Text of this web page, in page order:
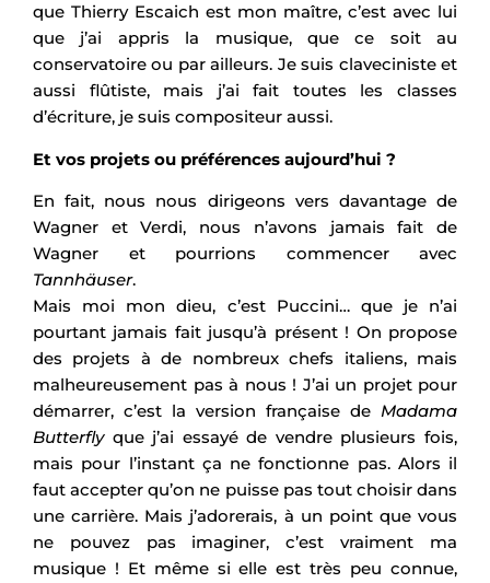
que Thierry Escaich est mon maître, c’est avec lui
que j’ai appris la musique, que ce soit au
conservatoire ou par ailleurs. Je suis claveciniste et
aussi flûtiste, mais j’ai fait toutes les classes
d’écriture, je suis compositeur aussi.
Et vos projets ou préférences aujourd’hui ?
En fait, nous nous dirigeons vers davantage de
Wagner et Verdi, nous n’avons jamais fait de
Wagner et pourrions commencer avec
Tannhäuser.
Mais moi mon dieu, c’est Puccini… que je n’ai
pourtant jamais fait jusqu’à présent ! On propose
des projets à de nombreux chefs italiens, mais
malheureusement pas à nous ! J’ai un projet pour
démarrer, c’est la version française de Madama
Butterflyque j’ai essayé de vendre plusieurs fois,
mais pour l’instant ça ne fonctionne pas. Alors il
faut accepter qu’on ne puisse pas tout choisir dans
une carrière. Mais j’adorerais, à un point que vous
ne pouvez pas imaginer, c’est vraiment ma
musique ! Et même si elle est très peu connue,